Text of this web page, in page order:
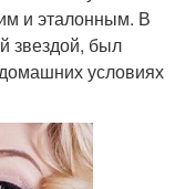
и эталонным. В
звездой, был
условиях